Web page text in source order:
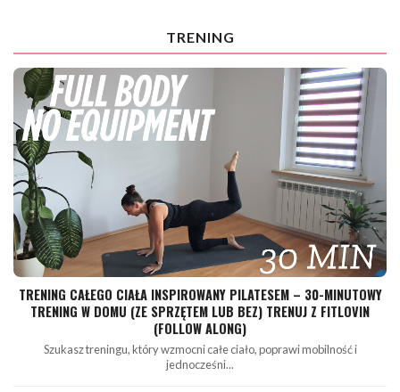
TRENING
TRENING CAŁEGO CIAŁA INSPIROWANY PILATESEM – 30-MINUTOWY
TRENING W DOMU (ZE SPRZĘTEM LUB BEZ) TRENUJ Z FITLOVIN
(FOLLOW ALONG)
Szukasz treningu, który wzmocni całe ciało, poprawi mobilność i
jednocześni...